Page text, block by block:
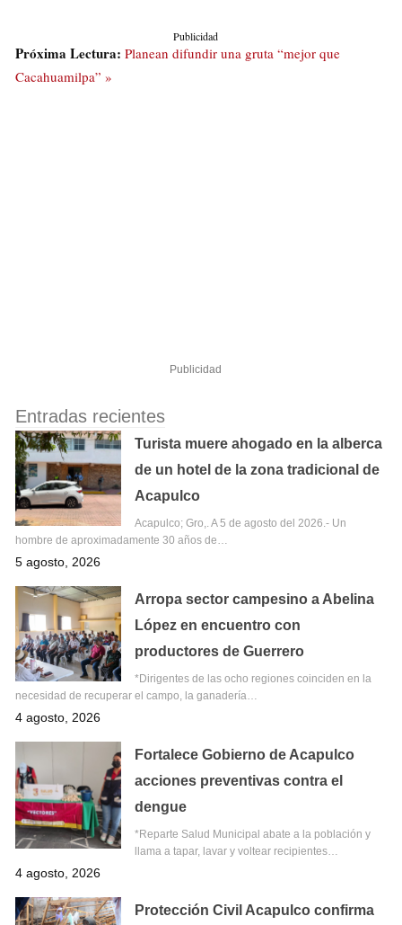
Publicidad
Próxima Lectura: Planean difundir una gruta “mejor que
Cacahuamilpa” »
Publicidad
Entradas recientes
Turista muere ahogado en la alberca
de un hotel de la zona tradicional de
Acapulco
Acapulco; Gro,. A 5 de agosto del 2026.- Un
hombre de aproximadamente 30 años de…
5 agosto, 2026
Arropa sector campesino a Abelina
López en encuentro con
productores de Guerrero
*Dirigentes de las ocho regiones coinciden en la
necesidad de recuperar el campo, la ganadería…
4 agosto, 2026
Fortalece Gobierno de Acapulco
acciones preventivas contra el
dengue
*Reparte Salud Municipal abate a la población y
llama a tapar, lavar y voltear recipientes…
4 agosto, 2026
Protección Civil Acapulco confirma